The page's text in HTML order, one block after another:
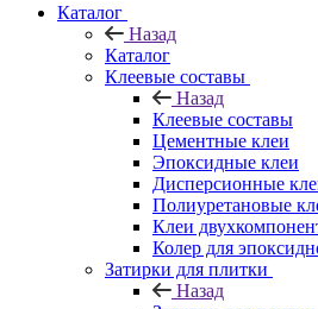
Каталог
Назад
Каталог
Клеевые составы
Назад
Клеевые составы
Цементные клеи
Эпоксидные клеи
Дисперсионные
Полиуретановые
Клеи
Колер для
Затирки для плитки
Назад